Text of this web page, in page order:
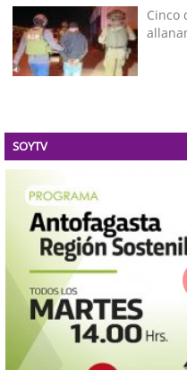
Cinco
SOYTV